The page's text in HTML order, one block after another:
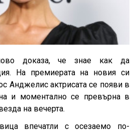
доказа, че знае как да
На премиерата на новия си
Анджелис актрисата се появи в
и моментално се превърна в
на вечерта.
впечатли с осезаемо по-